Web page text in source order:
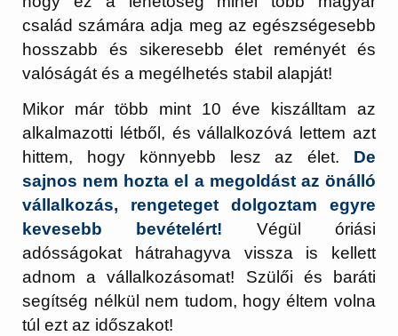
család számára adja meg az egészségesebb
hosszabb és sikeresebb élet reményét és
valóságát és a megélhetés stabil alapját!
Mikor már több mint 10 éve kiszálltam az
alkalmazotti létből, és vállalkozóvá lettem azt
hittem, hogy könnyebb lesz az élet. De
sajnos nem hozta el a megoldást az önálló
vállalkozás, rengeteget dolgoztam egyre
kevesebb bevételért! Végül óriási
adósságokat hátrahagyva vissza is kellett
adnom a vállalkozásomat! Szülői és baráti
segítség nélkül nem tudom, hogy éltem volna
túl ezt az időszakot!